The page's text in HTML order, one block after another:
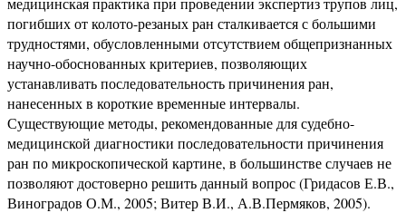
погибших от колото-резаных ран сталкивается с большими
трудностями, обусловленными отсутствием общепризнанных
научно-обоснованных критериев, позволяющих
устанавливать последовательность причинения ран,
нанесенных в короткие временные интервалы.
Существующие методы, рекомендованные для судебно-
медицинской диагностики последовательности причинения
ран по микроскопической картине, в большинстве случаев не
позволяют достоверно решить данный вопрос (Гридасов Е.В.,
Виноградов О.М., 2005; Витер В.И., А.В.Пермяков, 2005).